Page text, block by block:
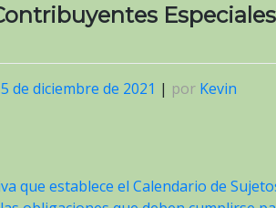
de diciembre de 2021 | por Kevin
que establece el Calendario de